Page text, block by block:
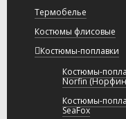
Термобелье
Костюмы флисовые
Костюмы-поплавки
Костюмы-
Norfin
Костюмы-
SeaFox